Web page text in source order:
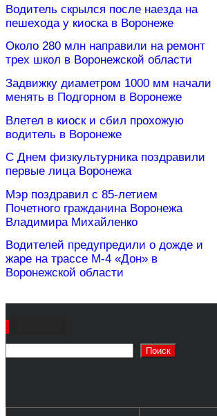
Водитель скрылся после наезда на
пешехода у киоска в Воронеже
Около 280 млн направили на ремонт
трех школ в Воронежской области
Задвижку диаметром 1000 мм начали
менять в Подгорном в Воронеже
Влетел в киоск и сбил прохожую
водитель в Воронеже
С Днем физкультурника поздравили
первые лица Воронежа
Мэр поздравил с 85-летием
Почетного гражданина Воронежа
Владимира Михайленко
Водителей предупредили о дожде и
жаре на трассе М-4 «Дон» в
Воронежской области
Поиск